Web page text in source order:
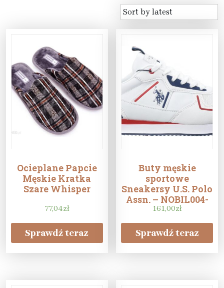
Ocieplane Papcie
Męskie Kratka
Szare Whisper
77,04zł
Sprawdź teraz
Buty męskie
sportowe
Sneakersy U.S. Polo
Assn. – NOBIL004-
WHI
161,00zł
Sprawdź teraz